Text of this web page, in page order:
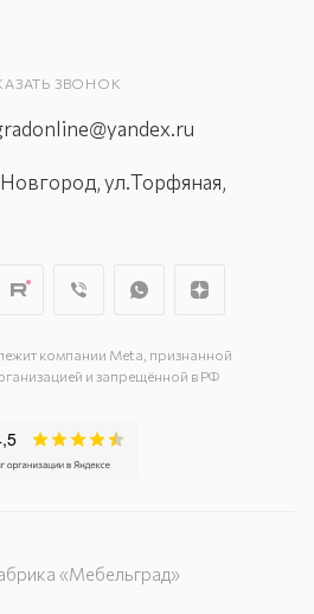
ЗВОНОК
ул.Торфяная,
компании Meta, признанной
и запрещённой в РФ
«Мебельград»